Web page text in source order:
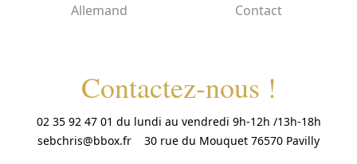
Allemand
Contact
Contactez-nous !
02 35 92 47 01 du lundi au vendredi 9h-12h /13h-18h
sebchris@bbox.fr
30 rue du Mouquet 76570 Pavilly